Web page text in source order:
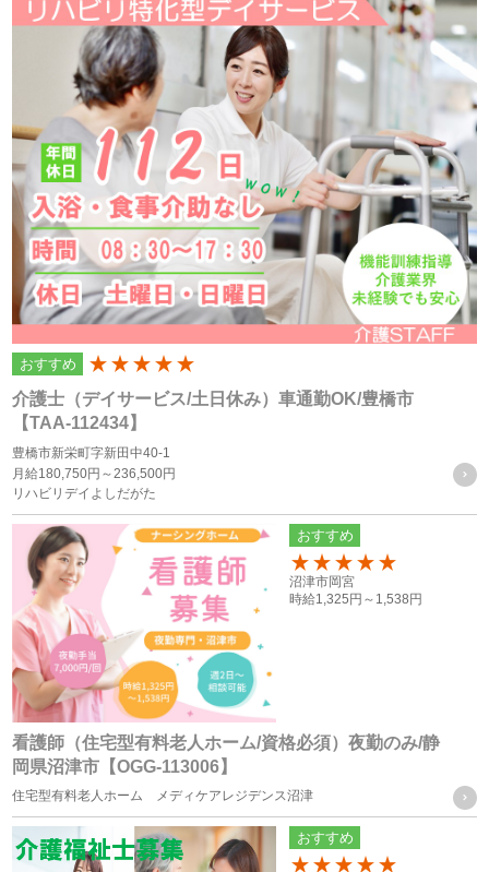
株式会社フォーテック（以下「当社」といいます）は、当プ
ライバシーポリシーを掲示し、当プライバシーポリシーに準
拠して提供されるサービス（以下「本サービス」といいま
す）の利用企業・団体等（以下「利用企業等」といいます）
および本サービスをご利用になる方（以下「ユーザー」とい
います）のプライバシーを尊重し、ユーザーの個人情報の管
理に細心の注意を払い、これを取扱うものとします。
個人情報の利用目的
個人情報の利用目的は以下の通りです。利用目的を超えて利
当サイトにおけるユーザーへのサービスの提供
本サービスの利用に伴う連絡・各種お知らせ等の配信・送
付
ユーザーの承諾・申込みに基づく、本サービス利用企業等
への個人情報の提供
属性情報･端末情報・位置情報・行動履歴等に基づく広
告・コンテンツ等の配信・表示、本サービスの提供
本サービスの改善・新規サービスの開発・マーケティング
活動
本サービスに関するご意見、お問い合わせの確認・回答
個人情報の第三者への提供
当社は、次に掲げる場合を除き、お客様の個人情報を第三者
に提供することはございません。
介護士（デイサービス/土日休み）車通勤OK/豊橋市
【TAA-112434】
豊橋市新栄町字新田中40-1
月給180,750円～ 236,500円
リハビリデイよしだがた
おすすめ
200
看護師（住宅型有料老人ホーム/資格必須）夜勤のみ/静
岡県沼津市【OGG-113006】
住宅型有料老人ホーム メディケアレジデンス沼津
おすすめ
150
沼津市岡宮
時給1,325円～ 1,538円
おすすめ